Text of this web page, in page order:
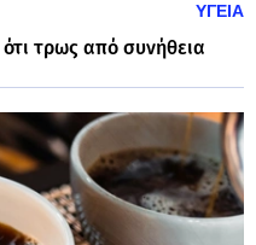
ΥΓΕΙΑ
τρως από συνήθεια